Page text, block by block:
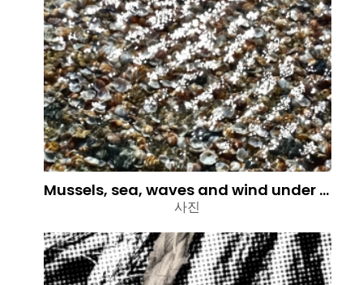
Mussels, sea, waves and wind under the sun - Israel
사진